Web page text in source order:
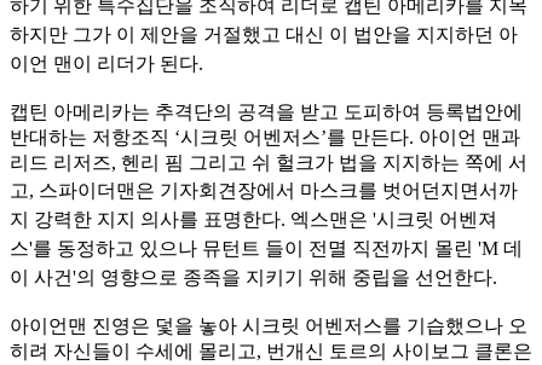
하기 위한 특수집단을 조직하여 리더로 캡틴 아메리카를 지목
하지만 그가 이 제안을 거절했고 대신 이 법안을 지지하던 아
이언 맨이 리더가 된다.
캡틴 아메리카는 추격단의 공격을 받고 도피하여 등록법안에
반대하는 저항조직 ‘시크릿 어벤저스’를 만든다. 아이언 맨과
리드 리저즈, 헨리 핌 그리고 쉬 헐크가 법을 지지하는 쪽에 서
고, 스파이더 맨은 기자회견장에서 마스크를 벗어던지면서까
지 강력한 지지 의사를 표명한다. 엑스맨은 '시크릿 어벤져
스'를 동정하고 있으나 뮤턴트 들이 전멸 직전까지 몰린 'M 데
이 사건'의 영향으로 종족을 지키 기 위해 중립을 선언한다.
아이언맨 진영은 덫을 놓아 시크릿 어벤저스를 기습했으나 오
히려 자신들이 수세에 몰리고, 번개신 토르의 사이보그 클론은